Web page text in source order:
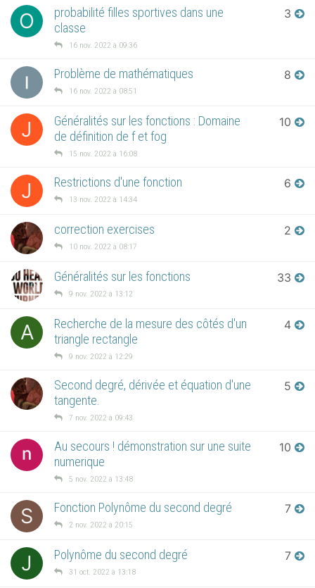
O
probabilité filles sportives dans une
classe
16 nov. 2022 à 09:36
3
Problème de mathématiques
16 nov. 2022 à 08:51
8
J
Généralités sur les fonctions : Domaine
de définition de f et fog
15 nov. 2022 à 16:08
10
J Restrictions d'une fonction
13 nov. 2022 à 14:34
6
correction exercises
10 nov. 2022 à 08:17
2
Généralités sur les fonctions
9 nov. 2022 à 13:12
33
A
Recherche de la mesure des côtés d'un
triangle rectangle
9 nov. 2022 à 12:29
4
Second degré, dérivée et équation d'une
tangente.
7 nov. 2022 à 09:43
5
Au secours ! démonstration sur une suite
numerique
5 nov. 2022 à 13:48
10
S Fonction Polynôme du second degré
2 nov. 2022 à 20:15
7
J Polynôme du second degré
31 oct. 2022 à 13:18
7